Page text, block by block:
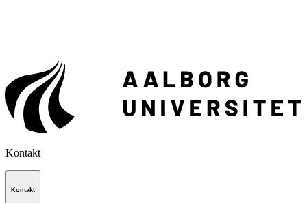
Kontakt
Kontakt